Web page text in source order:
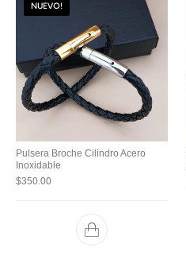
NUEVO!
Pulsera Broche Cilindro Acero
Inoxidable
$350.00